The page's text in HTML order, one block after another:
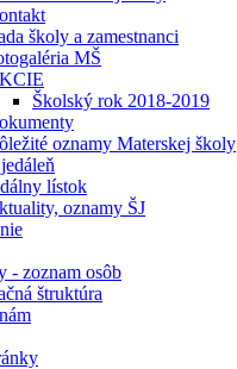
školy a zamestnanci
MŠ
Školský rok 2018-2019
oznamy Materskej školy
lístok
oznamy ŠJ
- zoznam osôb
štruktúra